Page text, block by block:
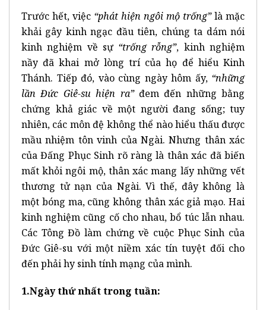
Trước hết, việc “phát hiện ngôi mộ trống”là mặc
khải gây kinh ngạc đầu tiên, chúng ta dám nói
kinh nghiệm về sự “trống rỗng”, kinh nghiệm
nầy đã khai mở lòng trí của họ để hiểu Kinh
Thánh. Tiếp đó, vào cùng ngày hôm ấy, “những
lần Đức Giê-su hiện ra”đem đến những bằng
chứng khả giác về một người đang sống; tuy
nhiên, các môn đệ không thể nào hiểu thấu được
mầu nhiệm tôn vinh của Ngài. Nhưng thân xác
của Đấng Phục Sinh rõ ràng là thân xác đã biến
mất khỏi ngôi mộ, thân xác mang lấy những vết
thương tử nạn của Ngài. Vì thế, đây không là
một bóng ma, cũng không thân xác giả mạo. Hai
kinh nghiệm cũng cố cho nhau, bổ túc lẫn nhau.
Các Tông Đồ làm chứng về cuộc Phục Sinh của
Đức Giê-su với một niềm xác tín tuyệt đối cho
đến phải hy sinh tính mạng của mình.
1.Ngày thứ nhất trong tuần: